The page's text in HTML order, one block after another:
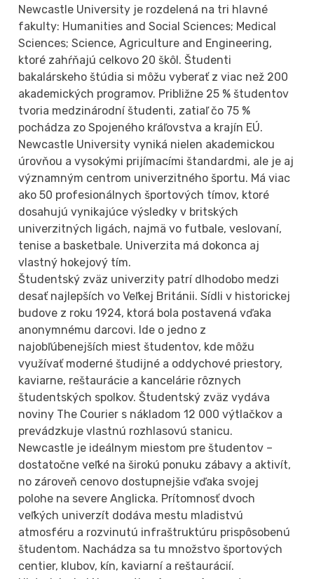
Newcastle University je rozdelená na tri hlavné
fakulty: Humanities and Social Sciences; Medical
Sciences; Science, Agriculture and Engineering,
ktoré zahŕňajú celkovo 20 škôl. Študenti
bakalárskeho štúdia si môžu vyberať z viac než 200
akademických programov. Približne 25 % študentov
tvoria medzinárodní študenti, zatiaľ čo 75 %
pochádza zo Spojeného kráľovstva a krajín EÚ.
Newcastle University vyniká nielen akademickou
úrovňou a vysokými prijímacími štandardmi, ale je aj
významným centrom univerzitného športu. Má viac
ako 50 profesionálnych športových tímov, ktoré
dosahujú vynikajúce výsledky v britských
univerzitných ligách, najmä vo futbale, veslovaní,
tenise a basketbale. Univerzita má dokonca aj
vlastný hokejový tím.
Študentský zväz univerzity patrí dlhodobo medzi
desať najlepších vo Veľkej Británii. Sídli v historickej
budove z roku 1924, ktorá bola postavená vďaka
anonymnému darcovi. Ide o jedno z
najobľúbenejších miest študentov, kde môžu
využívať moderné študijné a oddychové priestory,
kaviarne, reštaurácie a kancelárie rôznych
študentských spolkov. Študentský zväz vydáva
noviny The Courier s nákladom 12 000 výtlačkov a
prevádzkuje vlastnú rozhlasovú stanicu.
Newcastle je ideálnym miestom pre študentov –
dostatočne veľké na širokú ponuku zábavy a aktivít,
no zároveň cenovo dostupnejšie vďaka svojej
polohe na severe Anglicka. Prítomnosť dvoch
veľkých univerzít dodáva mestu mladistvú
atmosféru a rozvinutú infraštruktúru prispôsobenú
študentom. Nachádza sa tu množstvo športových
centier, klubov, kín, kaviarní a reštaurácií.